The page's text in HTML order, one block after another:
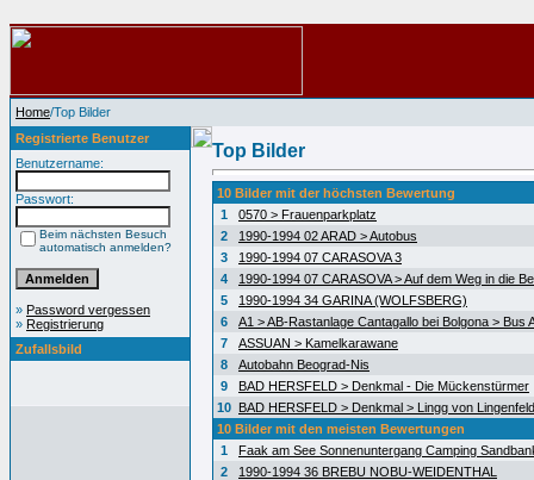
Home/Top Bilder
Registrierte Benutzer
Benutzername:
Passwort:
Beim nächsten Besuch
automatisch anmelden?
» Password vergessen
» Registrierung
Zufallsbild
Top Bilder
10 Bilder mit der höchsten Bewertung
1
0570 > Frauenparkplatz
2
1990-1994 02 ARAD > Autobus
3
1990-1994 07 CARASOVA 3
4
1990-1994 07 CARASOVA > Auf dem Weg in die
5
1990-1994 34 GARINA (WOLFSBERG)
6
A1 > AB-Rastanlage Cantagallo bei Bolgona > Bus
7
ASSUAN > Kamelkarawane
8
Autobahn Beograd-Nis
9
BAD HERSFELD > Denkmal - Die Mückenstürmer
10 BAD HERSFELD > Denkmal > Lingg von Lingenfeld
10 Bilder mit den meisten Bewertungen
1
Faak am See Sonnenuntergang Camping
2
1990-1994 36 BREBU NOBU-WEIDENTHAL